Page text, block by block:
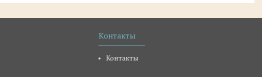
Контакты
Контакты